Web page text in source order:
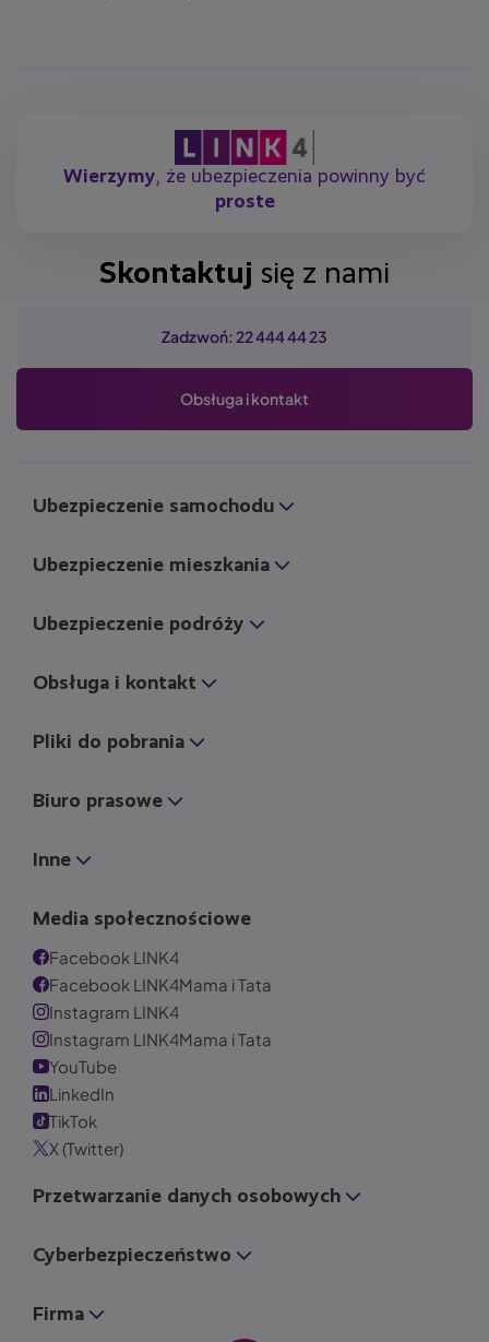
Wierzymy, że ubezpieczenia powinny być
proste
Skontaktuj się z nami
Zadzwoń: 22 444 44 23
Obsługa i kontakt
Ubezpieczenie samochodu
Ubezpieczenie mieszkania
Ubezpieczenie podróży
Obsługa i kontakt
Pliki do pobrania
Biuro prasowe
Inne
Media społecznościowe
Facebook LINK4
Facebook LINK4Mama i Tata
Instagram LINK4
Instagram LINK4Mama i Tata
YouTube
LinkedIn
TikTok
X (Twitter)
Przetwarzanie danych osobowych
Cyberbezpieczeństwo
Firma